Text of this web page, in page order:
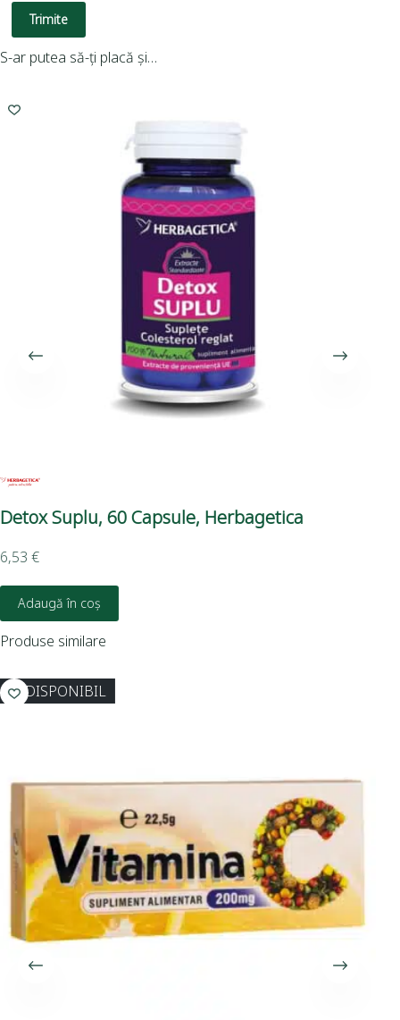
Trimite
S-ar putea să-ți placă și…
Detox Suplu, 60 Capsule, Herbagetica
6,53 €
Adaugă în coș
Produse similare
INDISPONIBIL